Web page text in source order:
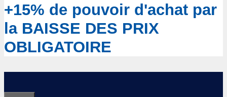
+15% de pouvoir d'achat par
la BAISSE DES PRIX
OBLIGATOIRE